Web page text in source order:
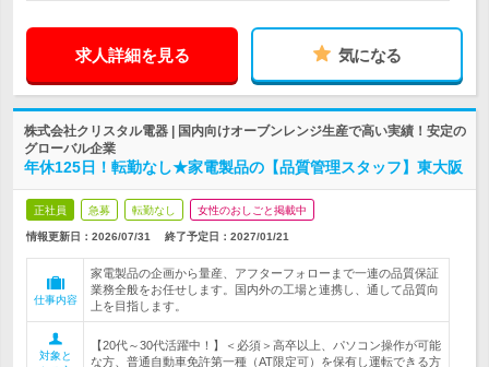
求人詳細を見る 気になる
株式会社クリスタル電器 | 国内向けオーブンレンジ生産で高い実績！安定の
グローバル企業
年休125日！転勤なし★家電製品の【品質管理スタッフ】東大阪
正社員 急募 転勤なし 女性のおしごと掲載中
情報更新日：2026/07/31 終了予定日： 2027/01/21
仕事内容
家電製品の企画から量産、アフターフォローまで一連の品質保証
業務全般をお任せします。国内外の工場と連携し、通して品質向
上を目指します。
対象と
【20代～30代活躍中！】＜必須＞高卒以上、パソコン操作が可能
な方、普通自動車免許第一種（AT限定可）を保有し運転できる方